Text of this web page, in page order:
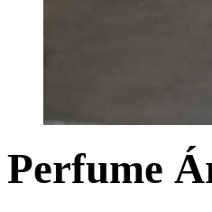
Perfume